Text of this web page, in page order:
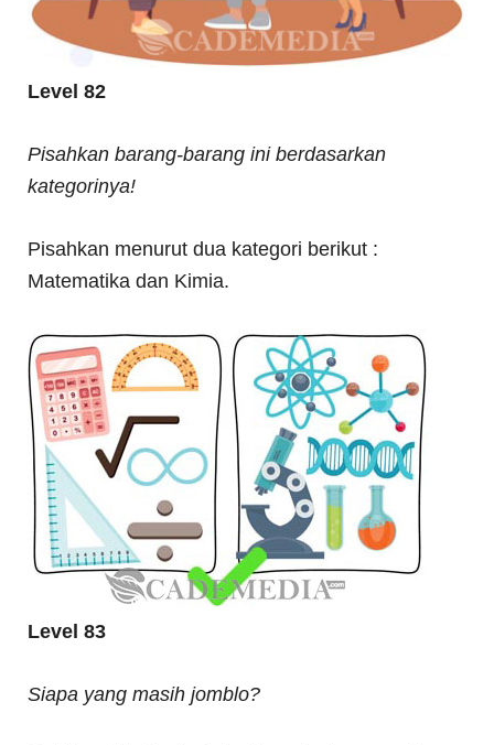
Level 82
Pisahkan barang-barang ini berdasarkan
kategorinya!
Pisahkan menurut dua kategori berikut :
Matematika dan Kimia.
Level 83
Siapa yang masih jomblo?